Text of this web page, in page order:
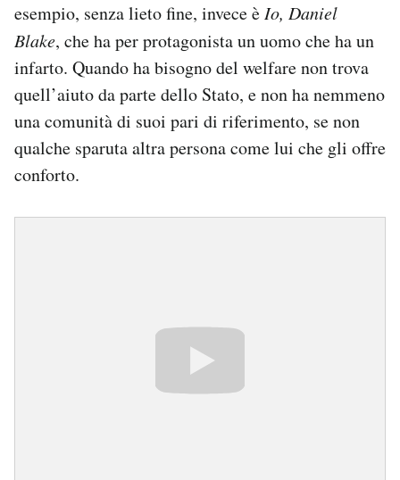
esempio, senza lieto fine, invece èIo, Daniel
Blake, che ha per protagonista un uomo che ha un
infarto. Quando ha bisogno del welfare non trova
quell’aiuto da parte dello Stato, e non ha nemmeno
una comunità di suoi pari di riferimento, se non
qualche sparuta altra persona come lui che gli offre
conforto.